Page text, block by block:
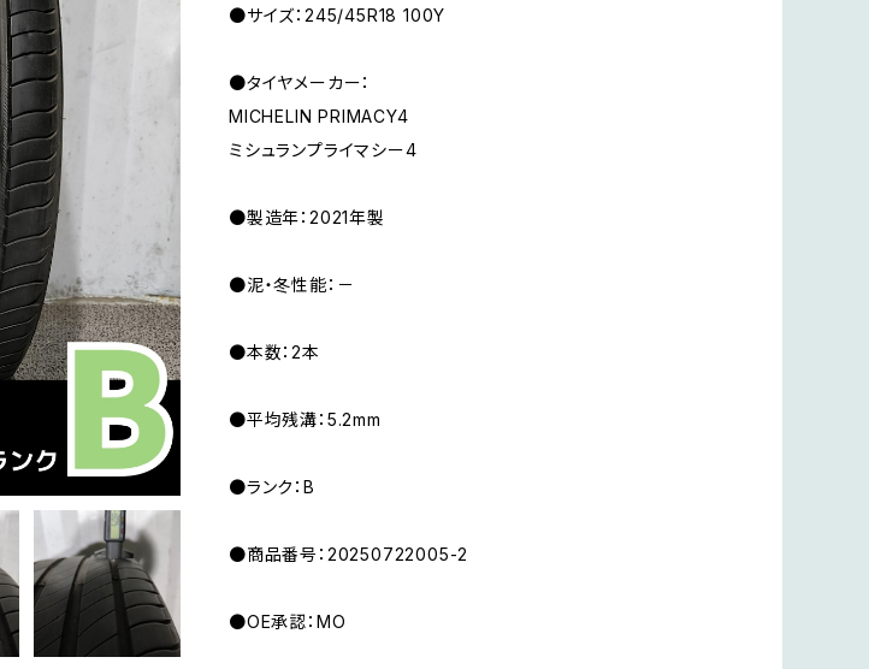
●サイズ：245/45R18 100Y
●タイヤメーカー：
MICHELIN PRIMACY4
ミシュランプライマシー4
●製造年：2021年製
●泥・冬性能：－
●本数：2本
●平均残溝：5.2mm
●ランク：B
●商品番号：20250722005-2
●OE承認：MO